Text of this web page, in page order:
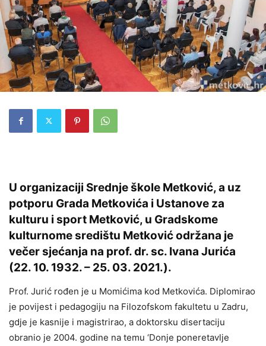
U organizaciji Srednje škole Metković, a uz
potporu Grada Metkovića i Ustanove za
kulturu i sport Metković, u Gradskome
kulturnome središtu Metković održana je
večer sjećanja na prof. dr. sc. Ivana Jurića
(22. 10. 1932. – 25. 03. 2021.).
Prof. Jurić rođen je u Momićima kod Metkovića. Diplomirao
je povijest i pedagogiju na Filozofskom fakultetu u Zadru,
gdje je kasnije i magistrirao, a doktorsku disertaciju
obranio je 2004. godine na temu ‘Donje poneretavlje